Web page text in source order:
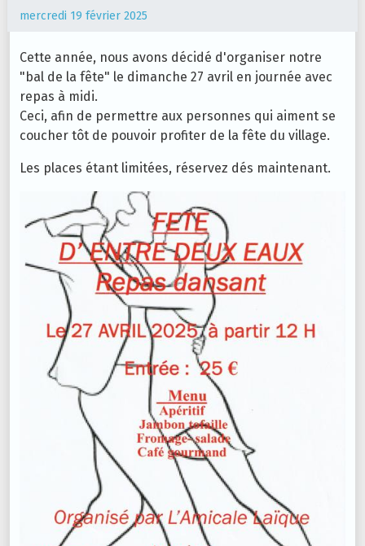
mercredi 19 février 2025
Cette année, nous avons décidé d'organiser notre
"bal de la fête" le dimanche 27 avril en journée avec
repas à midi.
Ceci, afin de permettre aux personnes qui aiment se
coucher tôt de pouvoir profiter de la fête du village.
Les places étant limitées, réservez dés maintenant.